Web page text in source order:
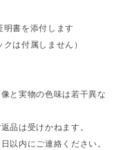
明書を添付します
は付属しません）
と実物の色味は若干異な
品は受けかねます。
以内にご連絡ください。